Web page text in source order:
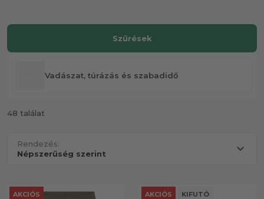
Vadászat, túrázás és szabadidő
48 találat
Rendezés:
AKCIÓS AKCIÓS KIFUTÓ
Szűrések